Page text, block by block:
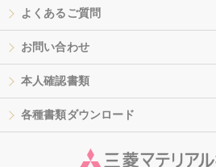
よくあるご質問
お問い合わせ
本人確認書類
各種書類ダウンロード